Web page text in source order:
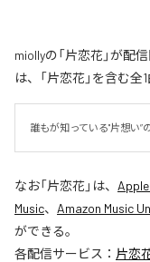
miollyの「片恋花」が配
は、「片恋花」を含む全
誰もが知っている"片想い”
なお「片恋花」は、
Music、 Amazon Music
ができる。
各配信サービス： 片恋